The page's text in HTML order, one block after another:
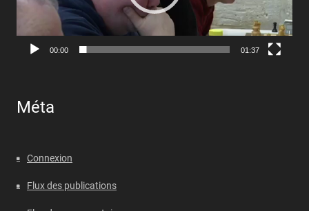
00:00 01:37
Méta
Connexion
Flux des publications